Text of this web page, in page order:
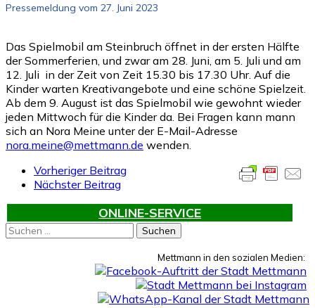
Pressemeldung vom 27. Juni 2023
Das Spielmobil am Steinbruch öffnet in der ersten Hälfte
der Sommerferien, und zwar am 28. Juni, am 5. Juli und am
12. Juli in der Zeit von Zeit 15.30 bis 17.30 Uhr. Auf die
Kinder warten Kreativangebote und eine schöne Spielzeit.
Ab dem 9. August ist das Spielmobil wie gewohnt wieder
jeden Mittwoch für die Kinder da. Bei Fragen kann mann
sich an Nora Meine unter der E-Mail-Adresse
nora.meine@mettmann.de wenden.
Vorheriger Beitrag
Nächster Beitrag
ONLINE-SERVICE
Suchen
nach:
Mettmann in den sozialen Medien: